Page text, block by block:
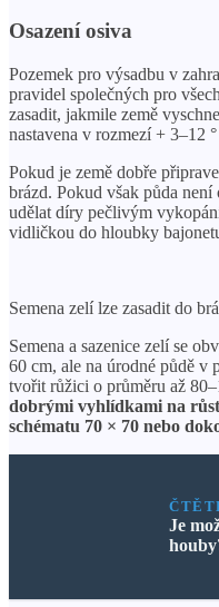
Osazení osiva
Pozemek pro výsadbu v
pravidel společných pro
zasadit, jakmile země
nastavena v rozmezí + 3–12
Pokud je země dobře
brázd. Pokud však půda není
udělat díry pečlivým
vidličkou do hloubky
Semena zelí lze zasadit do
Semena a sazenice zelí se
60 cm, ale na úrodné půdě v
tvořit růžici o průměru až
dobrými vyhlídkami na
schématu 70 × 70 nebo
Je